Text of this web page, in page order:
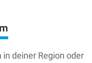
deiner Region oder